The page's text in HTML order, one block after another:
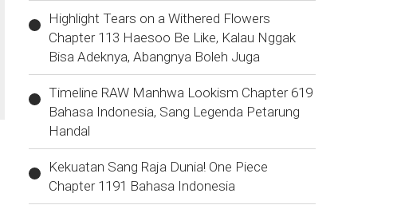
Highlight Tears on a Withered Flowers
Chapter 113 Haesoo Be Like, Kalau Nggak
Bisa Adeknya, Abangnya Boleh Juga
Timeline RAW Manhwa Lookism Chapter 619
Bahasa Indonesia, Sang Legenda Petarung
Handal
Kekuatan Sang Raja Dunia! One Piece
Chapter 1191 Bahasa Indonesia